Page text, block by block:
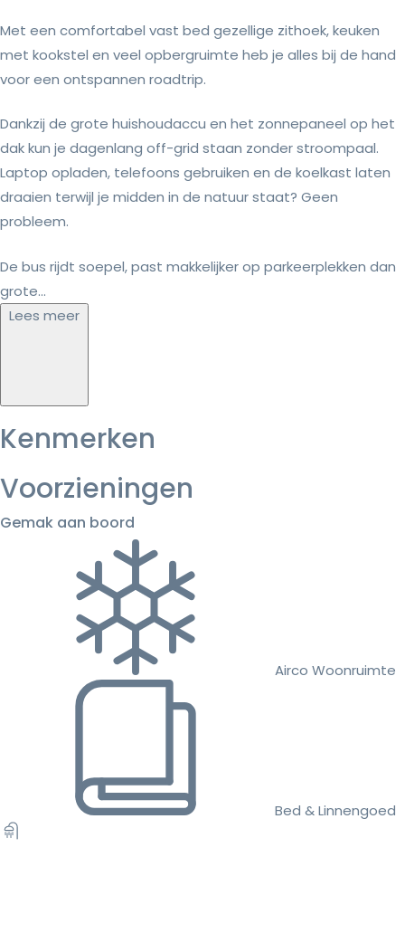
Met een comfortabel vast bed gezellige zithoek, keuken
met kookstel en veel opbergruimte heb je alles bij de hand
voor een ontspannen roadtrip.
Dankzij de grote huishoudaccu en het zonnepaneel op het
dak kun je dagenlang off-grid staan zonder stroompaal.
Laptop opladen, telefoons gebruiken en de koelkast laten
draaien terwijl je midden in de natuur staat? Geen
probleem.
De bus rijdt soepel, past makkelijker op parkeerplekken dan
grote...
Lees meer
Kenmerken
Voorzieningen
Gemak aan boord
Airco Woonruimte
Bed & Linnengoed